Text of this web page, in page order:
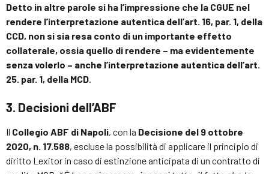
Detto in altre parole si ha l’impressione che la CGUE nel
rendere l’interpretazione autentica dell’art. 16, par. 1, della
CCD, non si sia resa conto di un importante effetto
collaterale, ossia quello di rendere – ma evidentemente
senza volerlo – anche l’interpretazione autentica dell’art.
25. par. 1, della MCD.
3. Decisioni dell’ABF
Il Collegio ABF di Napoli, con la Decisione del 9 ottobre
2020, n. 17.588, escluse la possibilità di applicare il principio di
diritto Lexitor in caso di estinzione anticipata di un contratto di